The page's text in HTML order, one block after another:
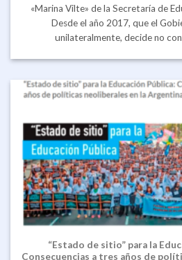
«Marina Vilte» de la Secretaría de
Desde el año 2017, que el
unilateralmente, decide no
“Estado de sitio” para la
Consecuencias a tres años de